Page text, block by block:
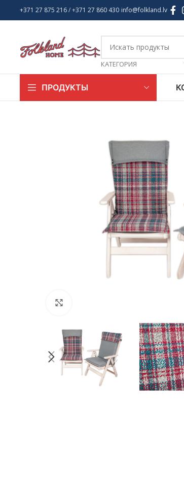
+371 27 875 216/ +371 27 860 430 info@folkland.lv
КАТЕГОРИЯ
ПРОДУКТЫ